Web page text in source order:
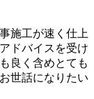
施工が速く仕上
ドバイスを受け
良く含めとても
世話になりたい